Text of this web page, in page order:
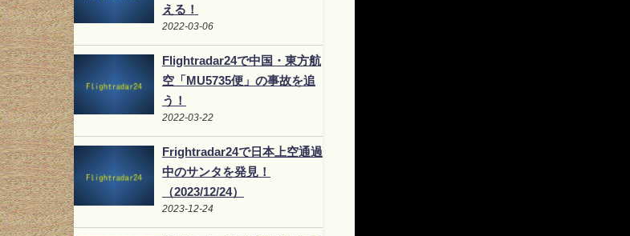
える！
2022-03-06
Flightradar24で中国・東方航
空「MU5735便」の事故を追
う！
2022-03-22
Frightradar24で日本上空通過
中のサンタを発見！
（2023/12/24）
2023-12-24